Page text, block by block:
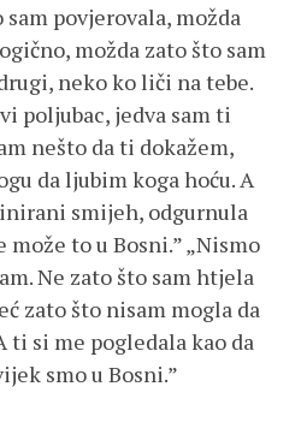
povjerovala, možda
možda zato što sam
neko ko liči na tebe.
poljubac, jedva sam ti
nešto da ti dokažem,
da ljubim koga hoću. A
smijeh, odgurnula
to u Bosni.” „Nismo
Ne zato što sam htjela
zato što nisam mogla da
ti si me pogledala kao da
smo u Bosni.”